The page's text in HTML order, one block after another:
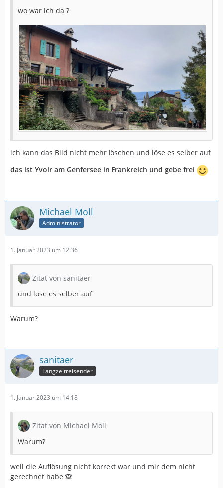
wo war ich da ?
ich kann das Bild nicht mehr löschen und löse es selber auf
das ist Yvoir am Genfersee in Frankreich und gebe frei
Michael Moll
Administrator
1. Januar 2023 um 12:36
Zitat von sanitaer
und löse es selber auf
Warum?
sanitaer
Langzeitreisender
1. Januar 2023 um 14:18
Zitat von Michael Moll
Warum?
weil die Auflösung nicht korrekt war und mir dem nicht
gerechnet habe 🙈